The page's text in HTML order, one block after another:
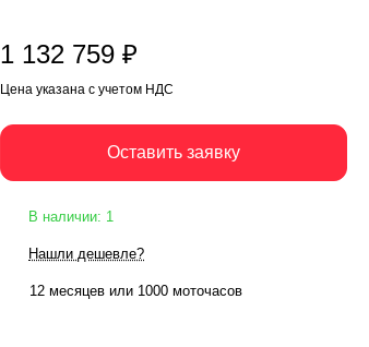
1 132 759 ₽
Цена указана с учетом НДС
Оставить заявку
В наличии: 1
Нашли дешевле?
12 месяцев или 1000 моточасов